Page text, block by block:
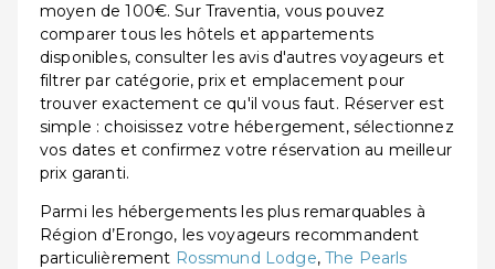
moyen de 100€. Sur Traventia, vous pouvez
comparer tous les hôtels et appartements
disponibles, consulter les avis d'autres voyageurs et
filtrer par catégorie, prix et emplacement pour
trouver exactement ce qu'il vous faut. Réserver est
simple : choisissez votre hébergement, sélectionnez
vos dates et confirmez votre réservation au meilleur
prix garanti.
Parmi les hébergements les plus remarquables à
Région d’Erongo, les voyageurs recommandent
particulièrement Rossmund Lodge, The Pearls